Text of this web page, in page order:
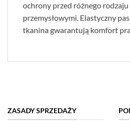
ochrony przed różnego rodzaju
przemysłowymi. Elastyczny
tkanina gwarantują komfort
ZASADY SPRZEDAŻY